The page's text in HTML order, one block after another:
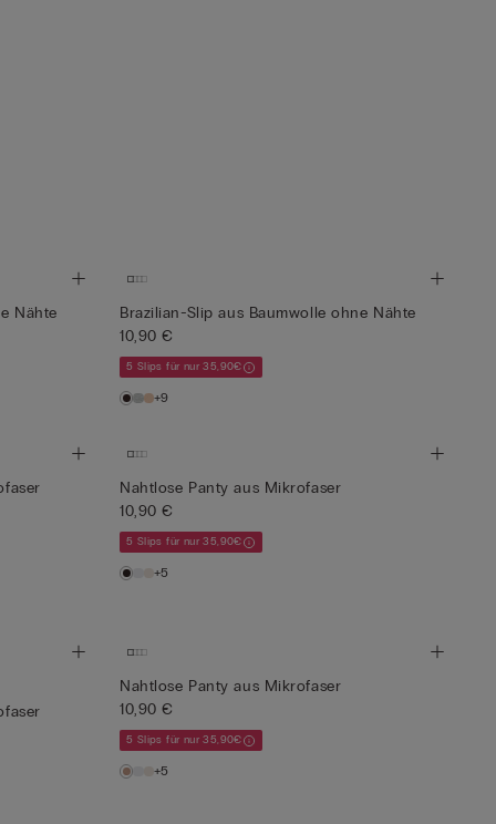
Nähte
Brazilian-Slip aus Baumwolle ohne Nähte
10,90 €
5 Slips für nur 35,90€
+9
Nahtlose Panty aus Mikrofaser
10,90 €
5 Slips für nur 35,90€
+5
Nahtlose Panty aus Mikrofaser
10,90 €
5 Slips für nur 35,90€
+5